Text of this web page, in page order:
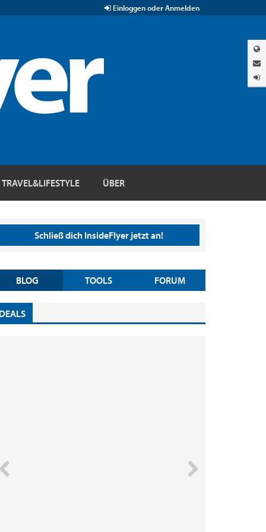
Einloggen oder Anmelden
TRAVEL&LIFESTYLE ÜBER
Schließ dich InsideFlyer jetzt an!
BLOG TOOLS FORUM
DEALS